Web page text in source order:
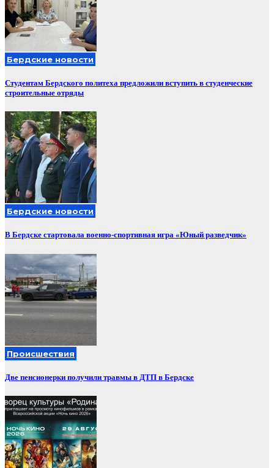
Бердские новости
Студентам Бердского политеха предложили вступить в студенческие
строительные отряды
Бердские новости
В Бердске стартовала военно-спортивная игра «Юный разведчик»
Происшествия
Две пенсионерки получили травмы в ДТП в Бердске